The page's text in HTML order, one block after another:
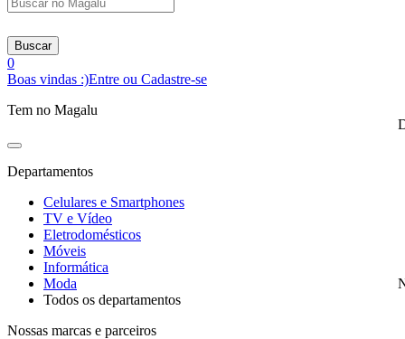
Buscar
0
Boas vindas :)Entre ou Cadastre-se
Tem no Magalu
Departamentos
Celulares e Smartphones
TV e Vídeo
Eletrodomésticos
Móveis
Informática
Moda
Todos os departamentos
Nossas marcas e parceiros